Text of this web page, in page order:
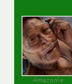
Amazonía